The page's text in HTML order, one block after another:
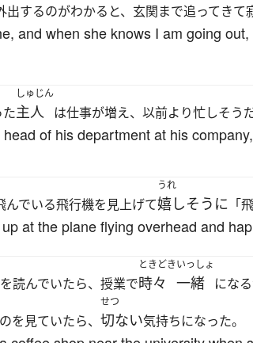
出するのがわかると、玄関まで追ってきて
and when she knows I am going
しゅじん
主人 は仕事が増え、以前より忙しそうだ
of his department at his
んでいる飛行機を見上げて
うれ
嬉しそうに 「
at the plane flying overhead and
読んでいたら、授業で
ときどき
時々
いっしょ
一緒 にな
を見ていたら、
せつ
切ない気持ちになった。